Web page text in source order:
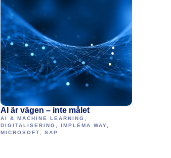
AI är vägen – inte målet
AI & MACHINE LEARNING
DIGITALISERING
IMPLEMA WAY
MICROSOFT
SAP